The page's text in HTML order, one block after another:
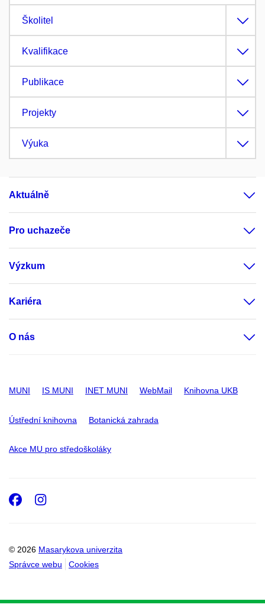
Školitel
Kvalifikace
Publikace
Projekty
Výuka
Aktuálně
Pro uchazeče
Výzkum
Kariéra
O nás
MUNI IS MUNI INET MUNI WebMail Knihovna UKB
Ústřední knihovna Botanická zahrada
Akce MU pro středoškoláky
© 2026 Masarykova univerzita
Správce webu
Cookies
Facebook
Instagram